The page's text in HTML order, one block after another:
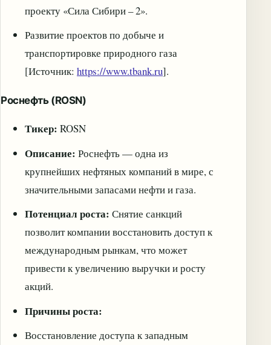
проекту «Сила Сибири – 2».
Развитие проектов по добыче и
транспортировке природного газа
[Источник: https://www.tbank.ru].
Роснефть (ROSN)
Тикер: ROSN
Описание: Роснефть — одна из
крупнейших нефтяных компаний в мире, с
значительными запасами нефти и газа.
Потенциал роста: Снятие санкций
позволит компании восстановить доступ к
международным рынкам, что может
привести к увеличению выручки и росту
акций.
Причины роста:
Восстановление доступа к западным